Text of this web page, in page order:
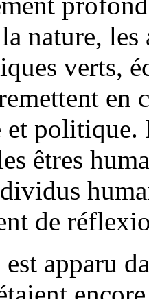
nature, les
verts,
en
politique.
êtres
de
apparu